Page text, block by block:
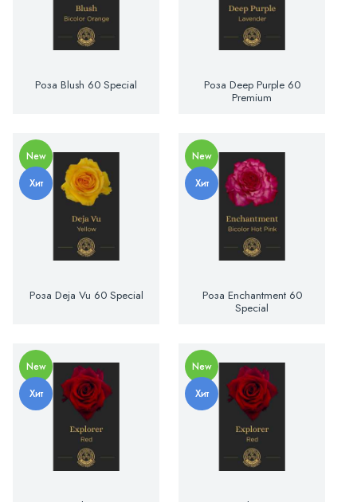
Роза Blush 60 Special
Роза Deep Purple 60
Premium
New
Хит
Роза Deja Vu 60 Special
New
Хит
Роза Enchantment 60
Special
New
Хит
New
Хит